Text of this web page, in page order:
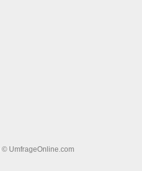
© UmfrageOnline.com